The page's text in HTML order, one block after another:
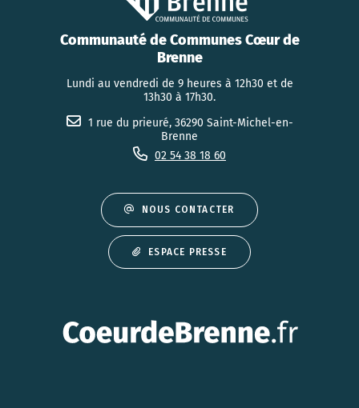
Communauté de Communes Cœur de
Brenne
Lundi au vendredi de 9 heures à 12h30 et de
13h30 à 17h30.
1 rue du prieuré, 36290 Saint-Michel-en-
Brenne
02 54 38 18 60
NOUS CONTACTER
ESPACE PRESSE